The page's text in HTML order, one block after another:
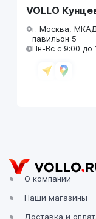
VOLLO
г. Москва,
павильон 5
Пн-Вс с 9:00 до
VOLLO
О компании
Наши магазины
Доставка и